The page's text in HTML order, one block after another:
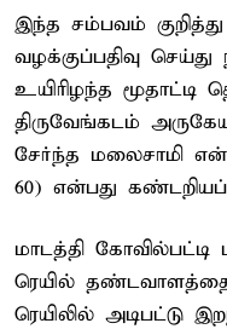
இந்த சம்பவம்
வழக்குப்பதிவு
உயிரிழந்த மூதாட்டி
திருவேங்கடம்
சேர்ந்த மலைசாமி
60) என்பது
மாடத்தி கோவில்பட்டி
ரெயில்
ரெயிலில் அடிபட்டு